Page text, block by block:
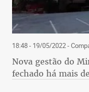
18:48 - 19/05/2022-
Nova gestão do
fechado há mais